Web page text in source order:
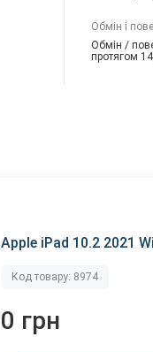
Обмін і
Обмін /
протягом
Apple iPad 10.2 2021
Код товару: 8974
0 грн